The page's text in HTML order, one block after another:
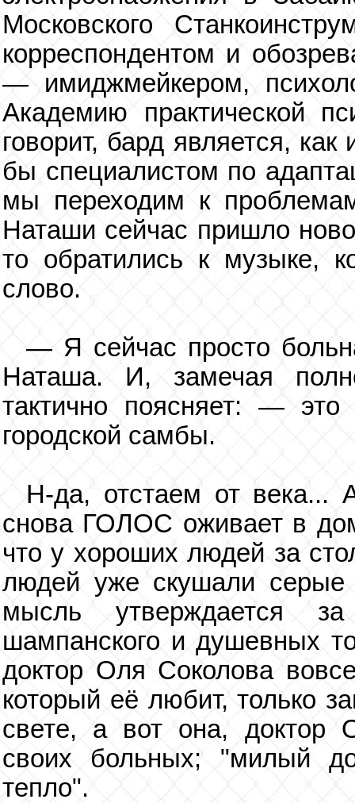
Московского
корреспондентом и
— имиджмейкером,
Академию практической
говорит, бард является, как
бы специалистом по
мы переходим к
Наташи сейчас пришло
то обратились к музыке,
слово.
— Я сейчас просто
Наташа. И, замечая
тактично поясняет: — это
городской самбы.
Н-да, отстаем от
снова ГОЛОС оживает в
что у хороших людей за
людей уже скушали серые
мысль утверждается
шампанского и душевных
доктор Оля Соколова
который её любит, только
свете, а вот она, доктор
своих больных; "милый
тепло".